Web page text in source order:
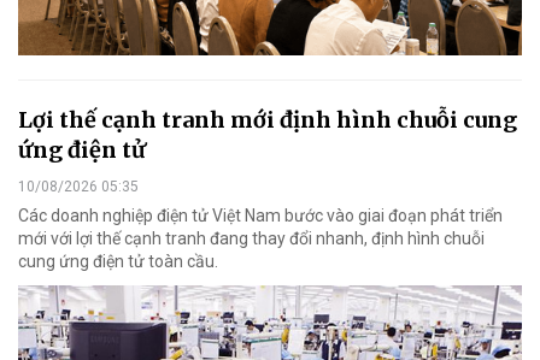
Lợi thế cạnh tranh mới định hình chuỗi cung
ứng điện tử
10/08/2026 05:35
Các doanh nghiệp điện tử Việt Nam bước vào giai đoạn phát triển
mới với lợi thế cạnh tranh đang thay đổi nhanh, định hình chuỗi
cung ứng điện tử toàn cầu.